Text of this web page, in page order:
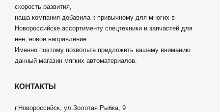
скорость развития,
наша компания добавила к привычному для многих в
Новороссийске ассортименту спецтехники и запчастей для
нее, новое направление.
Именно поэтому позвольте предложить вашему вниманию
данный магазин мягких автоматериалов.
КОНТАКТЫ
г.Новороссийск, ул.Золотая Рыбка, 9